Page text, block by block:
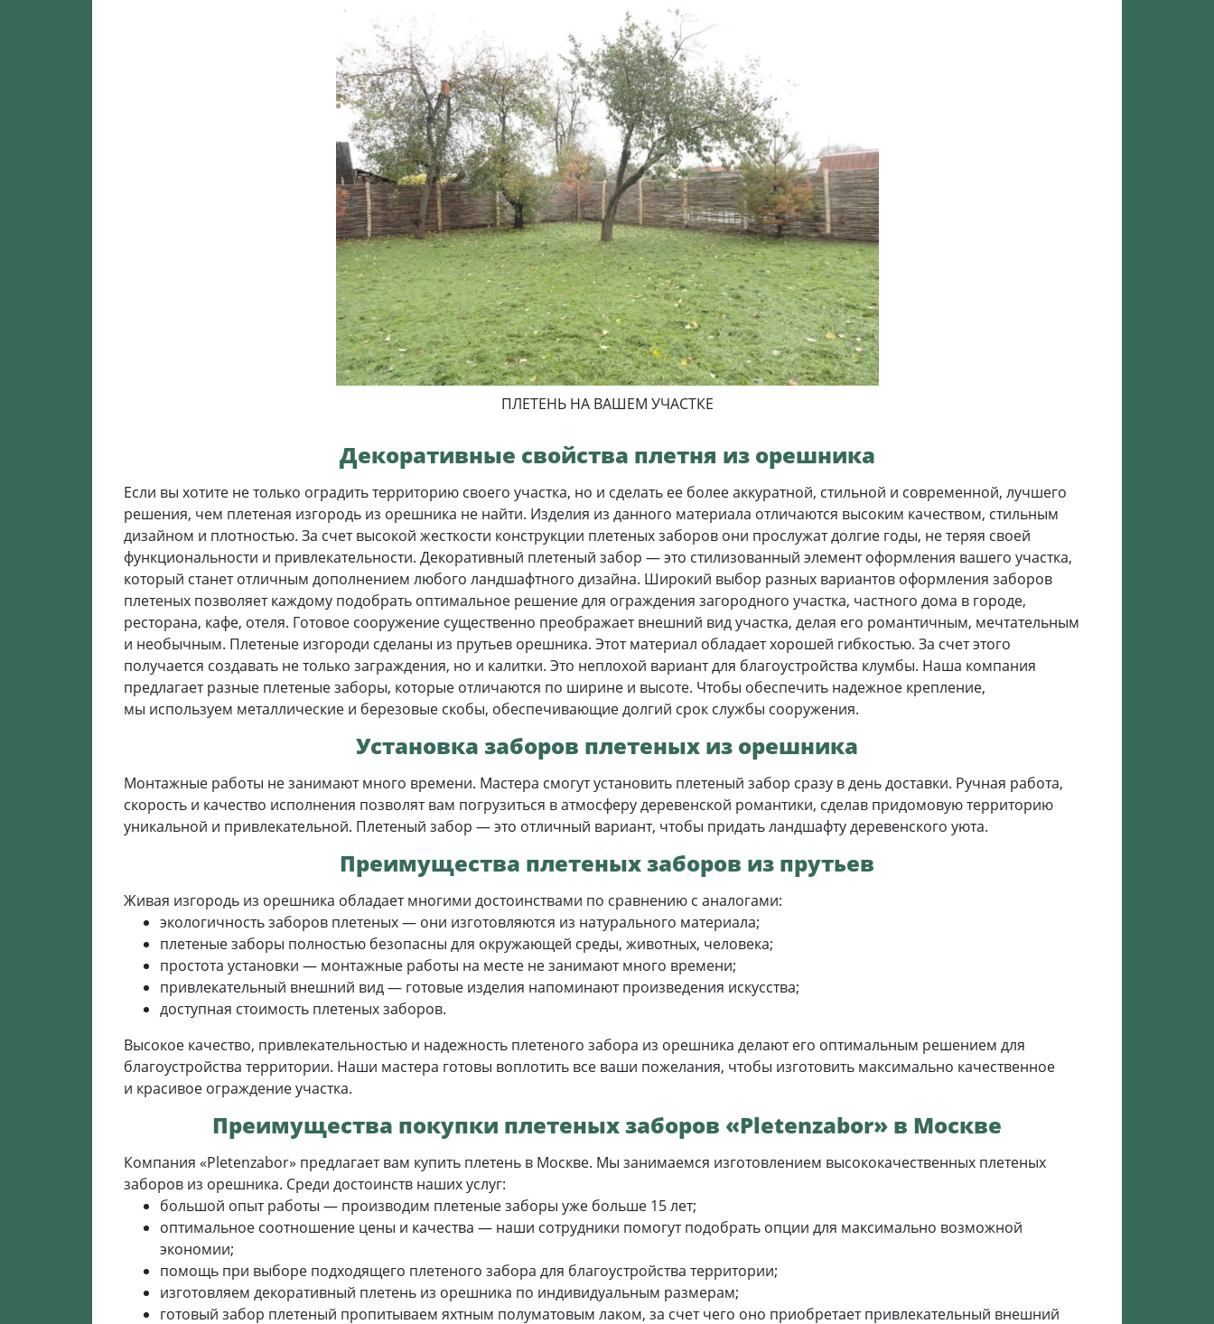
ПЛЕТЕНЬ НА ВАШЕМ УЧАСТКЕ
Декоративные свойства плетня из орешника
Если вы хотите не только оградить территорию своего участка, но и сделать ее более аккуратной, стильной и современной, лучшего
решения, чем плетеная изгородь из орешника не найти. Изделия из данного материала отличаются высоким качеством, стильным
дизайном и плотностью. За счет высокой жесткости конструкции плетеных заборов они прослужат долгие годы, не теряя своей
функциональности и привлекательности. Декоративный плетеный забор — это стилизованный элемент оформления вашего участка,
который станет отличным дополнением любого ландшафтного дизайна. Широкий выбор разных вариантов оформления заборов
плетеных позволяет каждому подобрать оптимальное решение для ограждения загородного участка, частного дома в городе,
ресторана, кафе, отеля. Готовое сооружение существенно преображает внешний вид участка, делая его романтичным, мечтательным
и необычным. Плетеные изгороди сделаны из прутьев орешника. Этот материал обладает хорошей гибкостью. За счет этого
получается создавать не только заграждения, но и калитки. Это неплохой вариант для благоустройства клумбы. Наша компания
предлагает разные плетеные заборы, которые отличаются по ширине и высоте. Чтобы обеспечить надежное крепление,
мы используем металлические и березовые скобы, обеспечивающие долгий срок службы сооружения.
Установка заборов плетеных из орешника
Монтажные работы не занимают много времени. Мастера смогут установить плетеный забор сразу в день доставки. Ручная работа,
скорость и качество исполнения позволят вам погрузиться в атмосферу деревенской романтики, сделав придомовую территорию
уникальной и привлекательной. Плетеный забор — это отличный вариант, чтобы придать ландшафту деревенского уюта.
Преимущества плетеных заборов из прутьев
Живая изгородь из орешника обладает многими достоинствами по сравнению с аналогами:
экологичность заборов плетеных — они изготовляются из натурального материала;
плетеные заборы полностью безопасны для окружающей среды, животных, человека;
простота установки — монтажные работы на месте не занимают много времени;
привлекательный внешний вид — готовые изделия напоминают произведения искусства;
доступная стоимость плетеных заборов.
Высокое качество, привлекательностью и надежность плетеного забора из орешника делают его оптимальным решением для
благоустройства территории. Наши мастера готовы воплотить все ваши пожелания, чтобы изготовить максимально качественное
и красивое ограждение участка.
Преимущества покупки плетеных заборов «Pletenzabor» в Москве
Компания «Pletenzabor» предлагает вам купить плетень в Москве. Мы занимаемся изготовлением высококачественных плетеных
заборов из орешника. Среди достоинств наших услуг:
большой опыт работы — производим плетеные заборы уже больше 15 лет;
оптимальное соотношение цены и качества — наши сотрудники помогут подобрать опции для максимально возможной
экономии;
помощь при выборе подходящего плетеного забора для благоустройства территории;
изготовляем декоративный плетень из орешника по индивидуальным размерам;
готовый забор плетеный пропитываем яхтным полуматовым лаком, за счет чего оно приобретает привлекательный внешний